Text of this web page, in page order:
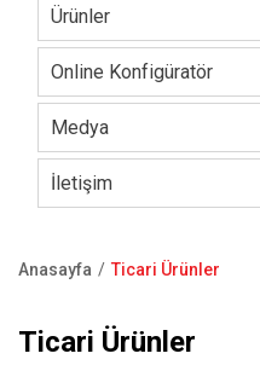
Ürünler
Kilit / Silindir
Kale Akıllı Kilitler
Elektronik Kilit Grubu
Kale Oda Kapısı
Çelik Kasa
Online Konfigüratör
Medya
Kurumsal Tanıtım Filmi
Blog
İletişim
Satış Noktaları
yolu
Anasayfa Ticari Ürünler
Ticari Ürünler